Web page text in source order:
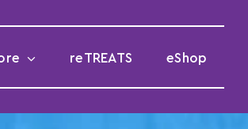
reTREATS eShop